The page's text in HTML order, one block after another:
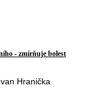
- zmírňuje bolest
Hranička